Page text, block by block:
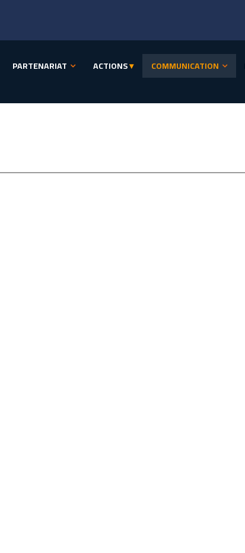
PARTENARIAT ACTIONS▾ COMMUNICATION